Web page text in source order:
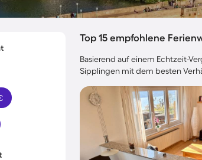
Top 15 empfohlene
Basierend auf einem Echtzeit-
Sipplingen mit dem besten